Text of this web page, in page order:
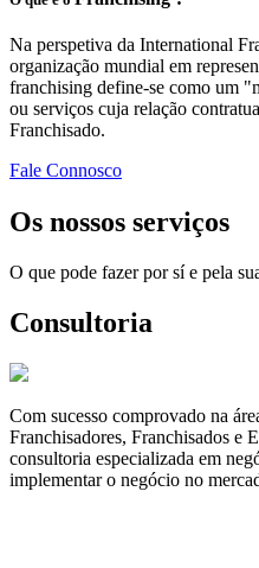
Na perspetiva da International
organização mundial em
franchising define-se como um
ou serviços cuja relação
Franchisado.
Fale Connosco
Os nossos serviços
O que pode fazer por sí e pela
Consultoria
Com sucesso comprovado na
Franchisadores, Franchisados e
consultoria especializada em
implementar o negócio no